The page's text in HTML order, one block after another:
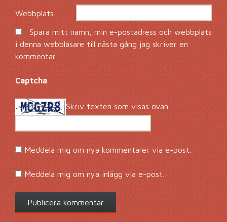
Webbplats
Spara mitt namn, min e-postadress och webbplats
i denna webbläsare till nästa gång jag skriver en
kommentar.
Captcha *
Skriv texten som visas ovan:
Meddela mig om nya kommentarer via e-post.
Meddela mig om nya inlägg via e-post.